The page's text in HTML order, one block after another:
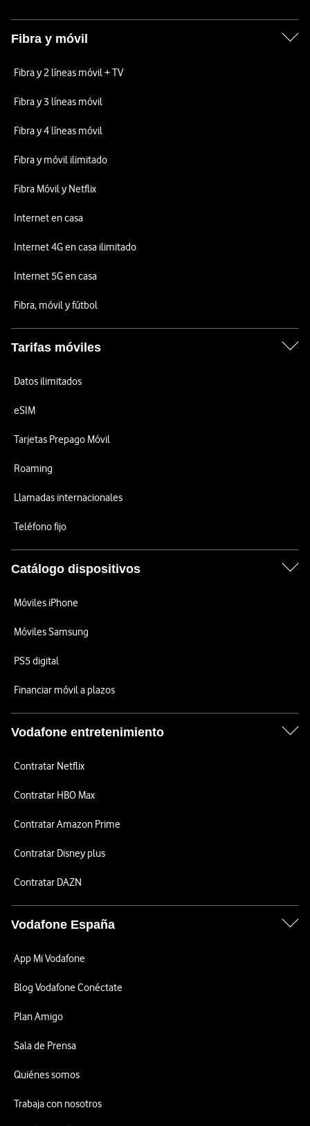
Fibra y móvil
Fibra y 2 líneas móvil + TV
Fibra y 3 líneas móvil
Fibra y 4 líneas móvil
Fibra y móvil ilimitado
Fibra Móvil y Netflix
Internet en casa
Internet 4G en casa ilimitado
Internet 5G en casa
Fibra, móvil y fútbol
Tarifas móviles
Datos ilimitados
eSIM
Tarjetas Prepago Móvil
Roaming
Llamadas internacionales
Teléfono fijo
Catálogo dispositivos
Móviles iPhone
Móviles Samsung
PS5 digital
Financiar móvil a plazos
Vodafone entretenimiento
Contratar Netflix
Contratar HBO Max
Contratar Amazon Prime
Contratar Disney plus
Contratar DAZN
Vodafone España
App Mi Vodafone
Blog Vodafone Conéctate
Plan Amigo
Sala de Prensa
Quiénes somos
Trabaja con nosotros